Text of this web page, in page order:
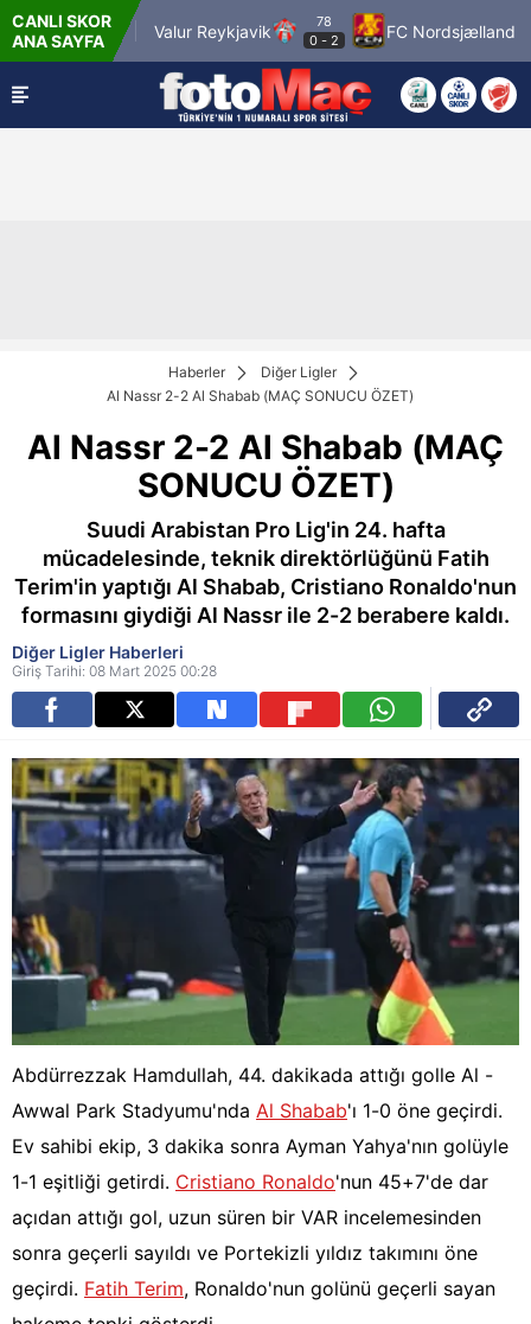
CANLI SKOR
ANA SAYFA
Pafos FC Valur Reykjavik
78
-2 FC Nordsjælland
Haberler
Diğer Ligler
Al Nassr 2-2 Al Shabab (MAÇ SONUCU ÖZET)
Al Nassr 2-2 Al Shabab (MAÇ
SONUCU ÖZET)
Suudi Arabistan Pro Lig'in 24. hafta
mücadelesinde, teknik direktörlüğünü Fatih
Terim'in yaptığı Al Shabab, Cristiano Ronaldo'nun
formasını giydiği Al Nassr ile 2-2 berabere kaldı.
Diğer Ligler Haberleri
Giriş Tarihi: 08 Mart 2025 00:28
Abdürrezzak Hamdullah, 44. dakikada attığı golle Al -
Awwal Park Stadyumu'nda Al Shabab'ı 1-0 öne geçirdi.
Ev sahibi ekip, 3 dakika sonra Ayman Yahya'nın golüyle
1-1 eşitliği getirdi. Cristiano Ronaldo'nun 45+7'de dar
açıdan attığı gol, uzun süren bir VAR incelemesinden
sonra geçerli sayıldı ve Portekizli yıldız takımını öne
geçirdi. Fatih Terim, Ronaldo'nun golünü geçerli sayan